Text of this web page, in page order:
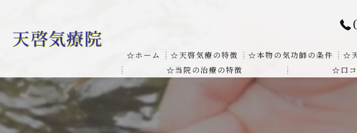
☆ホーム ☆天啓気療の特徴
お客様の質問に対する回答
天啓気療に関する書籍
☆本物の気功師の条件
クンダリニーの上昇でチャクラの
☆
☆当院の治療の特徴
線維筋痛症
線維筋痛症が天啓気療により奇跡的な寛解
☆口コ